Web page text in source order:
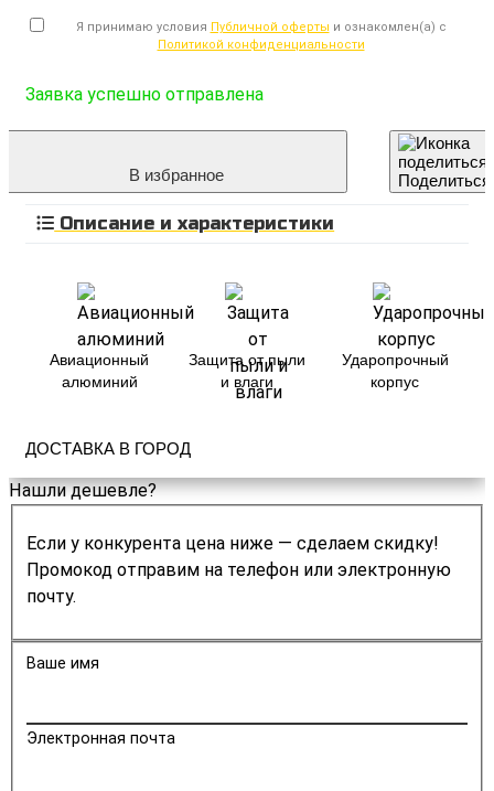
Я принимаю условия Публичной оферты и ознакомлен(а) с
Политикой конфиденциальности
Заявка успешно отправлена
В избранное Поделиться
Описание и характеристики
Авиационный
алюминий
Защита от пыли
и влаги
Ударопрочный
корпус
ДОСТАВКА В ГОРОД
Нашли дешевле?
Если у конкурента цена ниже — сделаем скидку!
Промокод отправим на телефон или электронную
почту.
Ваше имя
Электронная почта